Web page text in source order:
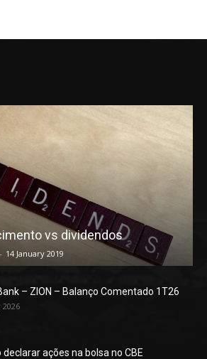
vs dividendos
- 14 January 2019
– ZION – Balanço Comentado 1T26
2026
declarar ações na bolsa no CBE